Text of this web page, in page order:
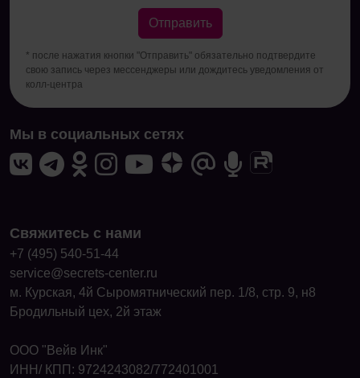
Отправить
* после нажатия кнопки "Отправить" обязательно подтвердите
свою запись через мессенджеры или дождитесь уведомления от
колл-центра
Мы в социальных сетях
Свяжитесь с нами
+7 (495) 540-51-44
service@secrets-center.ru
м. Курская, 4й Сыромятнический пер. 1/8, стр. 9, н8
Бродильный цех, 2й этаж
ООО "Вейв Инк"
ИНН/ КПП: 9724243082/772401001